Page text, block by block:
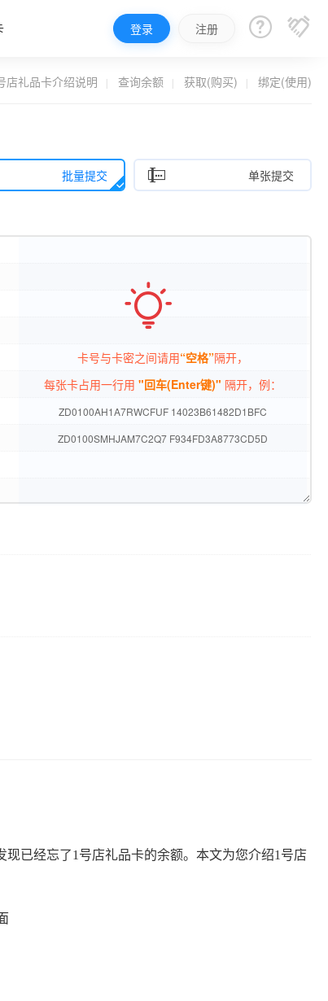
登录 注册  
店礼品卡介绍说明 查询余额 获取(购买) 绑定(使用)
批量提交  单张提交

卡号与卡密之间请用“空格”隔开，
每张卡占用一行用 "回车(Enter键)" 隔开，例：
ZD0100AH1A7RWCFUF 14023B61482D1BFC
ZD0100SMHJAM7C2Q7 F934FD3A8773CD5D
已经忘了1号店礼品卡的余额。本文为您介绍1号店